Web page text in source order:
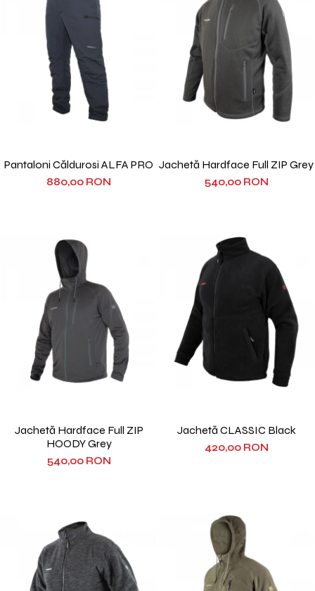
Pantaloni Căldurosi ALFA PRO
880,00 RON
Jachetă Hardface Full ZIP Grey
540,00 RON
Jachetă Hardface Full ZIP
HOODY Grey
540,00 RON
Jachetă CLASSIC Black
420,00 RON